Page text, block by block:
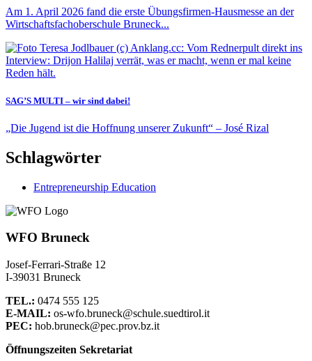
Am 1. April 2026 fand die erste Übungsfirmen-Hausmesse an der
Wirtschaftsfachoberschule Bruneck...
SAG’S MULTI – wir sind dabei!
„Die Jugend ist die Hoffnung unserer Zukunft“ – José Rizal
Schlagwörter
Entrepreneurship Education
WFO Bruneck
Josef-Ferrari-Straße 12
I-39031 Bruneck
TEL.: 0474 555 125
E-MAIL: os-wfo.bruneck@schule.suedtirol.it
PEC: hob.bruneck@pec.prov.bz.it
Öffnungszeiten Sekretariat